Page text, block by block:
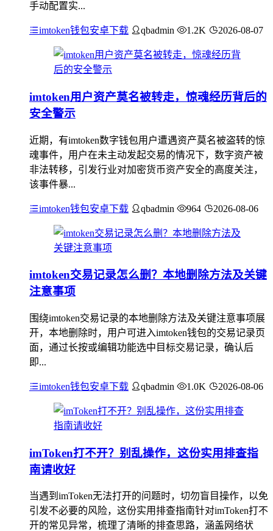
手动配置实...
imtoken钱包安卓下载 qbadmin 1.2K 2026-08-07
imtoken用户资产莫名被转走，惊魂经历背后的
安全警示
近期，有imtoken数字钱包用户遭遇资产莫名被盗转的惊
魂事件，用户在未主动发起交易的情况下，数字资产被
非法转移，引发行业对加密货币资产安全的高度关注，
该事件暴...
imtoken钱包安卓下载 qbadmin 964 2026-08-06
imtoken交易记录怎么删？本地删除方法及关键
注意事项
围绕imtoken交易记录的本地删除方法及关键注意事项展
开，本地删除时，用户可进入imtoken钱包的交易记录页
面，通过长按或编辑功能选中目标交易记录，确认后
即...
imtoken钱包安卓下载 qbadmin 1.0K 2026-08-06
imToken打不开？别乱操作，这份实用排查指
南请收好
当遇到imToken无法打开的问题时，切勿盲目操作，以免
引发不必要的风险，这份实用排查指南针对imToken打不
开的常见异常，梳理了清晰的排查思路，涵盖网络状